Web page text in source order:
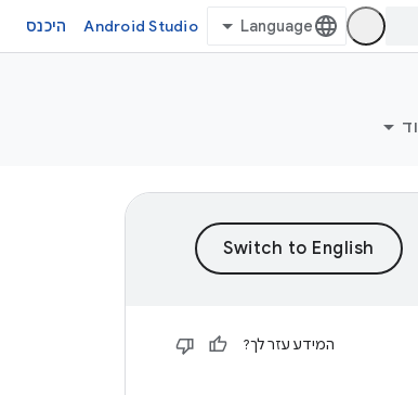
Android Studio היכנס
המידע עזר לך?